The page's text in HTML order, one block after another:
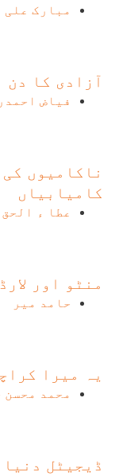
مبارک علی
آزادی کا دن
فیاض
ناکامیوں
کامیابیاں
عطا ء
منٹو اور
حامد میر
یہ میرا
محمد محسن
ڈیجیٹل